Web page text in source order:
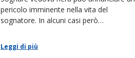
pericolo imminente nella vita del
sognatore. In alcuni casi però
problemi e avversità.
Leggi di più